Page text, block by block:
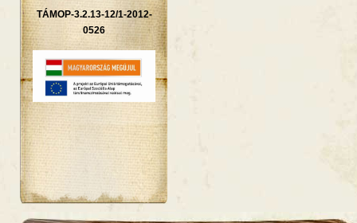
TÁMOP-3.2.13-12/1-2012-
0526